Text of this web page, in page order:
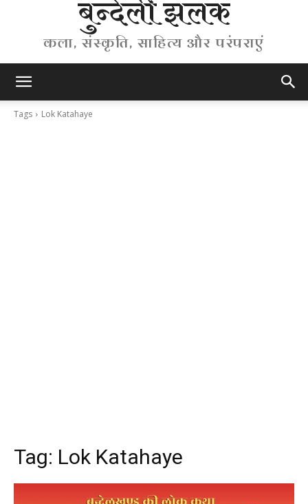
बुन्देली झलक
कला, संस्कृति, साहित्य और परंपराएं
Tags Lok Katahaye
Tag: Lok Katahaye